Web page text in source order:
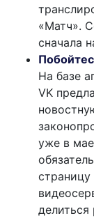
«Матч».
сначала
На базе
VK
уже в